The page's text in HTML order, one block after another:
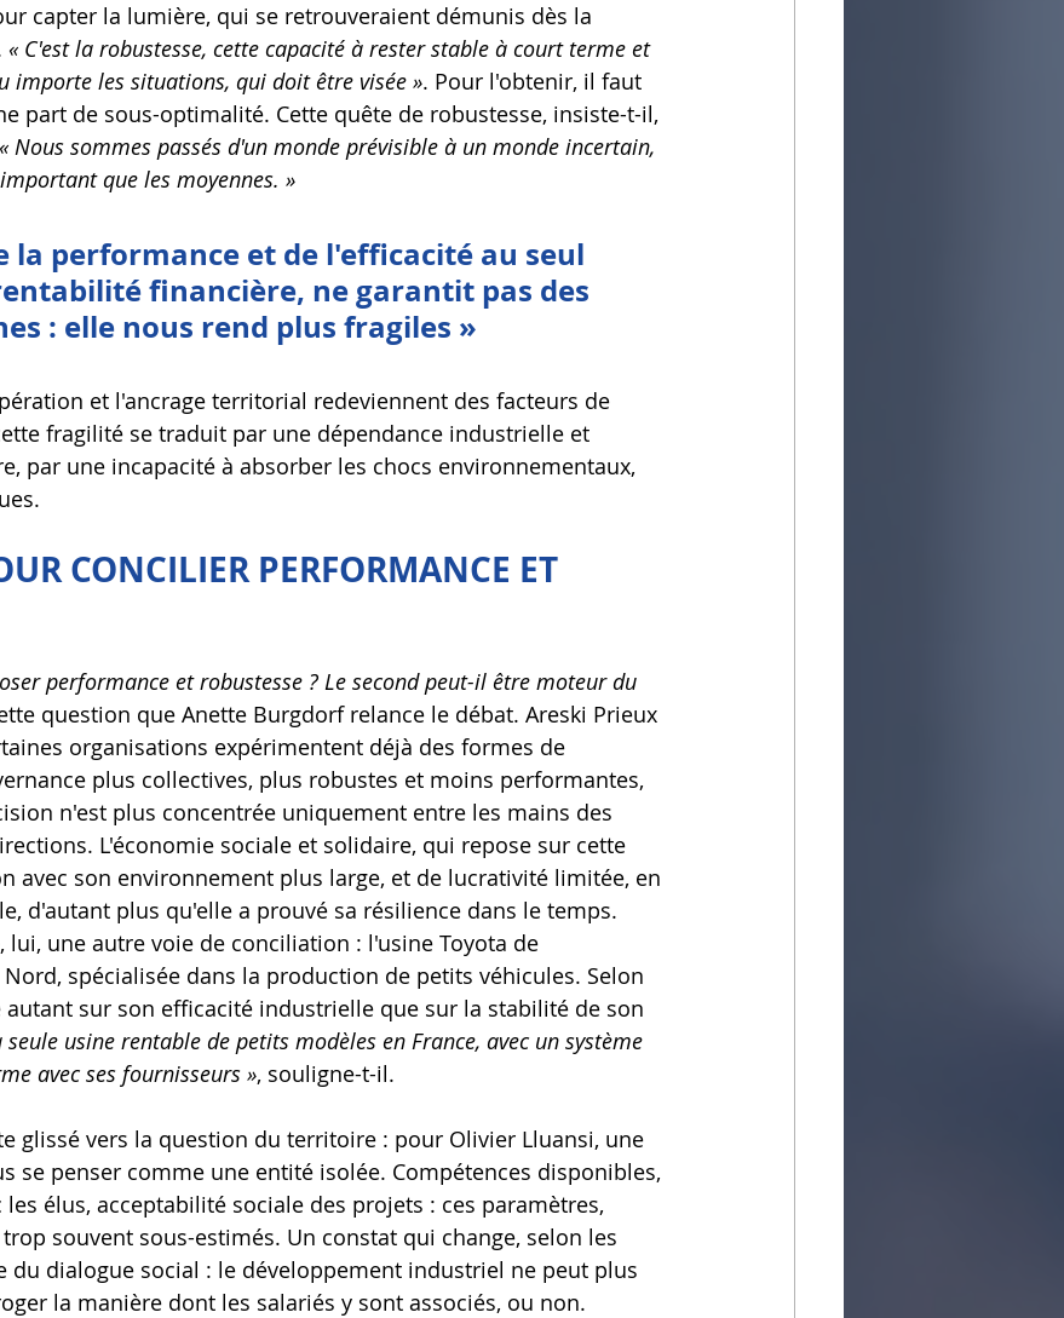
capter la lumière, qui se retrouveraient démunis dès la
« C'est la robustesse, cette capacité à rester stable à court terme et
importe les situations, qui doit être visée ». Pour l'obtenir, il faut
part de sous-optimalité. Cette quête de robustesse, insiste-t-il,
Nous sommes passés d'un monde prévisible à un monde incertain,
que les moyennes. »
la performance et de l'efficacité au seul
financière, ne garantit pas des
: elle nous rend plus fragiles »
et l'ancrage territorial redeviennent des facteurs de
fragilité se traduit par une dépendance industrielle et
par une incapacité à absorber les chocs environnementaux,
CONCILIER PERFORMANCE ET
performance et robustesse ? Le second peut-il être moteur du
question que Anette Burgdorf relance le débat. Areski Prieux
organisations expérimentent déjà des formes de
plus collectives, plus robustes et moins performantes,
n'est plus concentrée uniquement entre les mains des
L'économie sociale et solidaire, qui repose sur cette
avec son environnement plus large, et de lucrativité limitée, en
d'autant plus qu'elle a prouvé sa résilience dans le temps.
lui, une autre voie de conciliation : l'usine Toyota de
spécialisée dans la production de petits véhicules. Selon
autant sur son efficacité industrielle que sur la stabilité de son
seule usine rentable de petits modèles en France, avec un système
avec ses fournisseurs », souligne-t-il.
glissé vers la question du territoire : pour Olivier Lluansi, une
se penser comme une entité isolée. Compétences disponibles,
élus, acceptabilité sociale des projets : ces paramètres,
souvent sous-estimés. Un constat qui change, selon les
du dialogue social : le développement industriel ne peut plus
la manière dont les salariés y sont associés, ou non.